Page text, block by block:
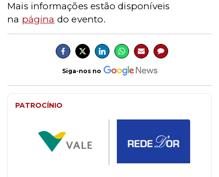
Mais informações estão disponíveis
na página do evento.
Siga-nos no
PATROCÍNIO